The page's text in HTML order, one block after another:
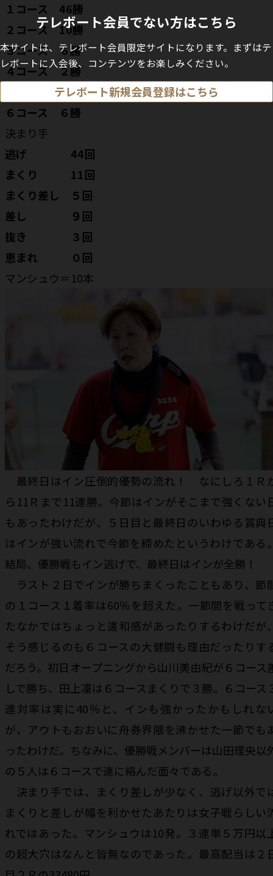
テレボート会員でない方はこちら
本サイトは、テレボート会員限定サイトになります。まずはテ
レボートに入会後、コンテンツをお楽しみください。
テレボート新規会員登録はこちら
１コース 46勝
２コース 10勝
３コース ６勝
４コース ２勝
５コース ２勝
６コース ６勝
決まり手
逃げ 44回
まくり 11回
まくり差し ５回
差し ９回
抜き ３回
恵まれ ０回
マンシュウ＝10本
最終日はイン圧倒的優勢の流れ！ なにしろ１Ｒ
ら11Ｒまで11連勝。今節はインがそこまで強くない
もあったわけだが、５日目と最終日のいわゆる賞典
はインが強い流れで今節を締めたというわけである
結局、優勝戦もイン逃げで、最終日はインが全勝！
ラスト２日でインが勝ちまくったこともあり、節
の１コース１着率は60％を超えた。一節間を戦って
たなかではちょっと違和感があったりするわけだが
そう感じるのも６コースの大健闘も理由だったりす
だろう。初日オープニングから山川美由紀が６コース
しで勝ち、田上凜は６コースまくりで３勝。６コース
連対率は実に40％と、インも強かったかもしれな
が、アウトもおおいに舟券界隈を沸かせた一節でも
ったわけだ。ちなみに、優勝戦メンバーは山田理央以
の５人は６コースで連に絡んだ面々である。
決まり手では、まくり差しが少なく、逃げ以外で
まくりと差しが幅を利かせたあたりは女子戦らしい
れではあった。マンシュウは10発。３連単５万円以
の超大穴はなんと皆無なのであった。最高配当は２